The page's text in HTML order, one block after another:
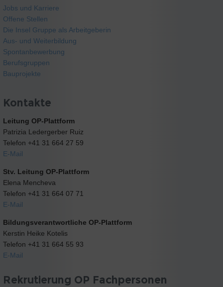
Jobs und Karriere
Offene Stellen
Die Insel Gruppe als Arbeitgeberin
Aus- und Weiterbildung
Spontanbewerbung
Berufsgruppen
Bauprojekte
Kontakte
Leitung OP-Plattform
Patrizia Ledergerber Ruiz
Telefon +41 31 664 27 59
E-Mail
Stv. Leitung OP-Plattform
Elena Mencheva
Telefon +41 31 664 07 71
E-Mail
Bildungsverantwortliche OP-Plattform
Kerstin Heike Kotelis
Telefon +41 31 664 55 93
E-Mail
Rekrutierung OP Fachpersonen